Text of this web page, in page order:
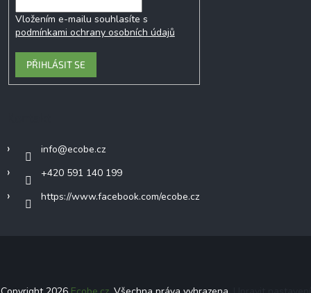
Vložením e-mailu souhlasíte s
podmínkami ochrany osobních údajů
PŘIHLÁSIT SE
info@ecobe.cz
+420 591 140 199
https://www.facebook.com/ecobe.cz